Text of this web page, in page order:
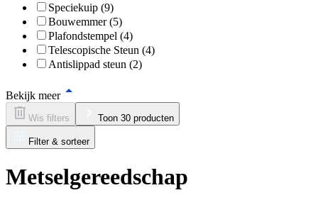
Speciekuip (9)
Bouwemmer (5)
Plafondstempel (4)
Telescopische Steun (4)
Antislippad steun (2)
Bekijk meer
Wis filters Toon 30 producten
Filter & sorteer
Metselgereedschap